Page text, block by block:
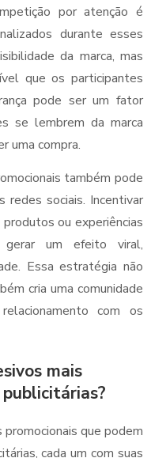
por atenção é
durante esses
da marca, mas
que os participantes
pode ser um fator
se lembrem da marca
uma compra.
também pode
redes sociais. Incentivar
ou experiências
um efeito viral,
Essa estratégia não
cria uma comunidade
com os
mais
que podem
cada um com suas